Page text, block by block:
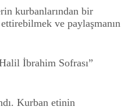
kurbanlarından bir
ve paylaşmanın
İbrahim Sofrası”
Kurban etinin